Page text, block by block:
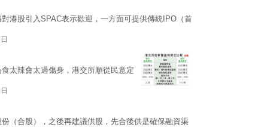
對港股引入SPAC表示歡迎，一方面可提供傳統IPO（首
食太辣會太過傷身，港交所順從民意定
份（合股），之後再建議供股，先合後供是確保融資渠